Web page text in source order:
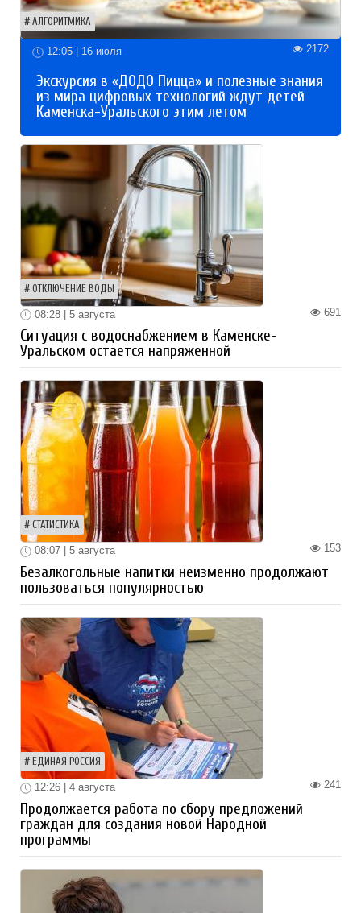
АЛГОРИТМИКА
12:05 | 16 июля 2172
Экскурсия в «ДОДО Пицца» и полезные знания
из мира цифровых технологий ждут детей
Каменска-Уральского этим летом
ОТКЛЮЧЕНИЕ ВОДЫ
691
08:28 | 5 августа
Ситуация с водоснабжением в Каменске-
Уральском остается напряженной
СТАТИСТИКА
153
08:07 | 5 августа
Безалкогольные напитки неизменно продолжают
пользоваться популярностью
ЕДИНАЯ РОССИЯ
241
12:26 | 4 августа
Продолжается работа по сбору предложений
граждан для создания новой Народной
программы